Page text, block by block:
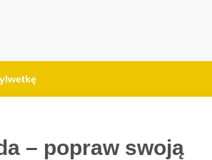
– popraw swoją